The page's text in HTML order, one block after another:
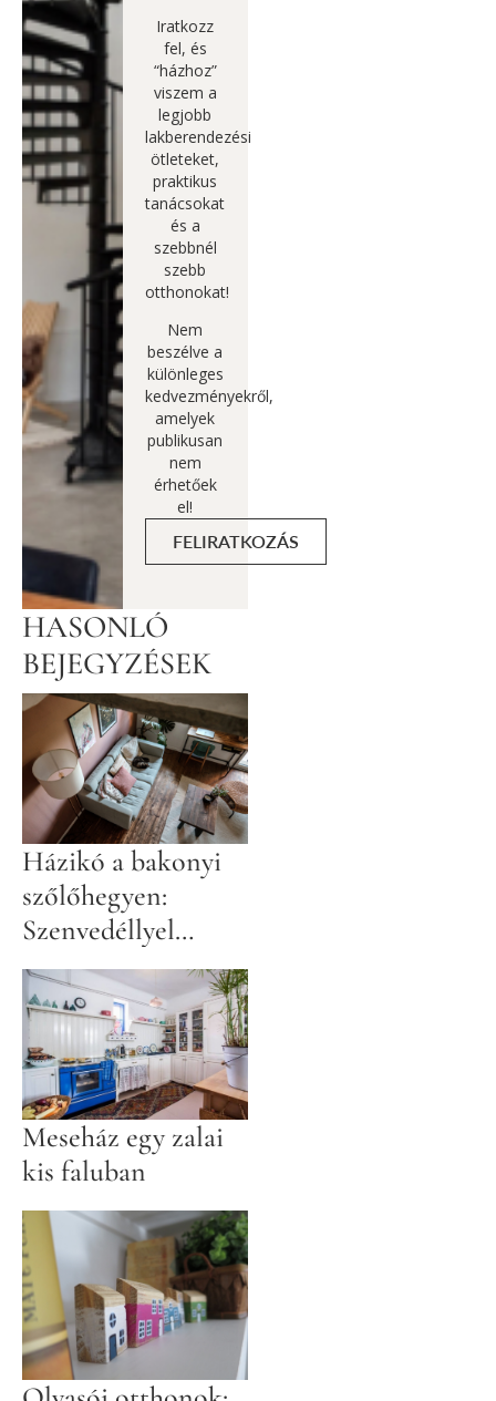
Iratkozz
fel, és
“házhoz”
viszem a
legjobb
lakberendezési
ötleteket,
praktikus
tanácsokat
és a
szebbnél
szebb
otthonokat!
Nem
beszélve a
különleges
kedvezményekről,
amelyek
publikusan
nem
érhetőek
el!
FELIRATKOZÁS
HASONLÓ
BEJEGYZÉSEK
Házikó a bakonyi
szőlőhegyen:
Szenvedéllyel
készült
Meseház egy zalai
kis faluban